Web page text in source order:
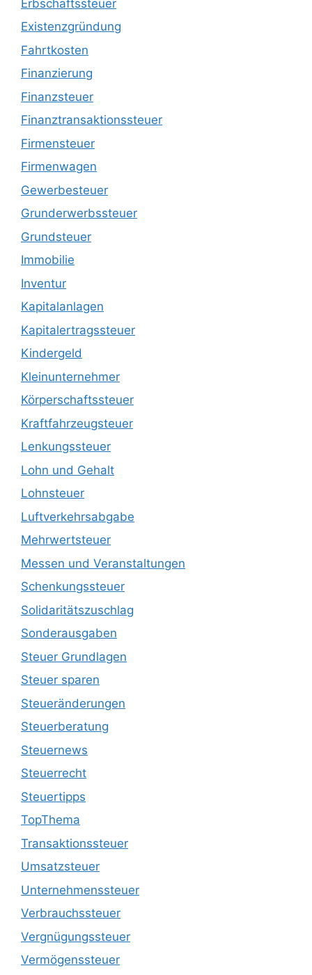
Erbschaftssteuer
Existenzgründung
Fahrtkosten
Finanzierung
Finanzsteuer
Finanztransaktionssteuer
Firmensteuer
Firmenwagen
Gewerbesteuer
Grunderwerbssteuer
Grundsteuer
Immobilie
Inventur
Kapitalanlagen
Kapitalertragssteuer
Kindergeld
Kleinunternehmer
Körperschaftssteuer
Kraftfahrzeugsteuer
Lenkungssteuer
Lohn und Gehalt
Lohnsteuer
Luftverkehrsabgabe
Mehrwertsteuer
Messen und Veranstaltungen
Schenkungssteuer
Solidaritätszuschlag
Sonderausgaben
Steuer Grundlagen
Steuer sparen
Steueränderungen
Steuerberatung
Steuernews
Steuerrecht
Steuertipps
TopThema
Transaktionssteuer
Umsatzsteuer
Unternehmenssteuer
Verbrauchssteuer
Vergnügungssteuer
Vermögenssteuer